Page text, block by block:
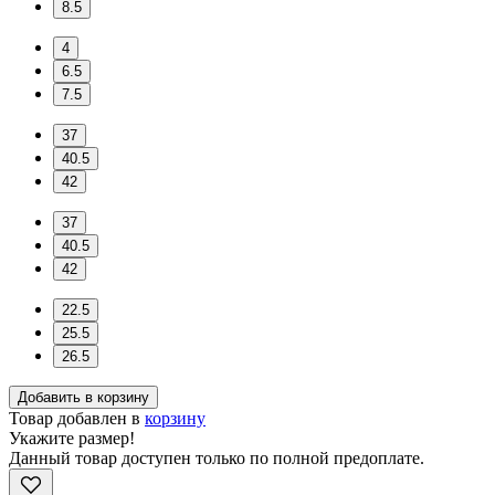
8.5
4
6.5
7.5
37
40.5
42
37
40.5
42
22.5
25.5
26.5
Добавить в корзину
Товар добавлен в корзину
Укажите размер!
Данный товар доступен только по полной предоплате.